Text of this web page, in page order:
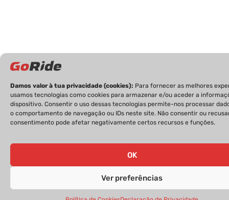
Damos valor à tua privacidade (cookies): Para fornecer as melhores
usamos tecnologias como cookies para armazenar e/ou aceder a
dispositivo. Consentir o uso dessas tecnologias permite-nos processar
o comportamento de navegação ou IDs neste site. Não consentir ou
consentimento pode afetar negativamente certos recursos e funções.
OK
Ver preferências